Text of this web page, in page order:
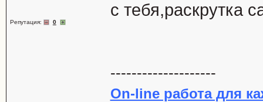
Репутация: 0
с тебя,раскрутка
--------------------
On-line работа для